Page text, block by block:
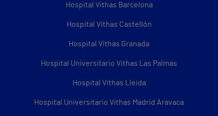
Hospital Vithas Barcelona
Hospital Vithas Castellón
Hospital Vithas Granada
Hospital Universitario Vithas Las Palmas
Hospital Vithas Lleida
Hospital Universitario Vithas Madrid Aravaca